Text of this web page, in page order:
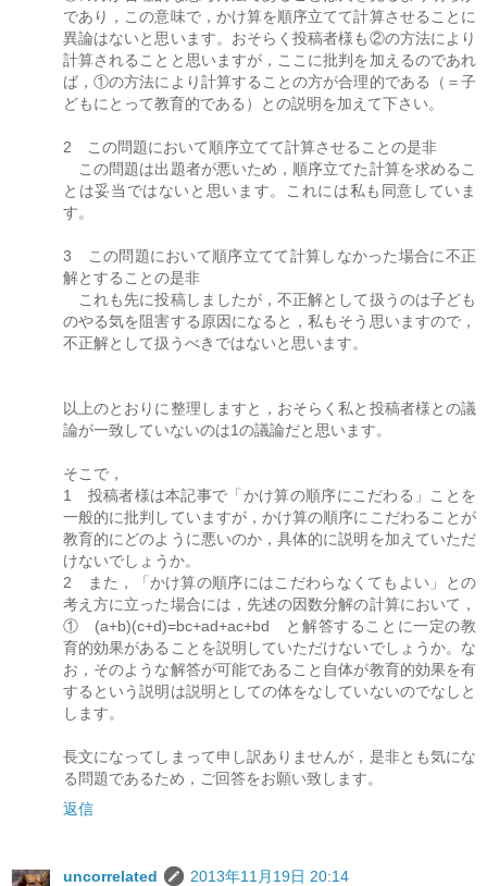
であり，この意味で，かけ算を順序立てて計算させることに
異論はないと思います。おそらく投稿者様も②の方法により
計算されることと思いますが，ここに批判を加えるのであれ
ば，①の方法により計算することの方が合理的である（＝子
どもにとって教育的である）との説明を加えて下さい。
2 この問題において順序立てて計算させることの是非
この問題は出題者が悪いため，順序立てた計算を求めるこ
とは妥当ではないと思います。これには私も同意していま
す。
3 この問題において順序立てて計算しなかった場合に不正
解とすることの是非
これも先に投稿しましたが，不正解として扱うのは子ども
のやる気を阻害する原因になると，私もそう思いますので，
不正解として扱うべきではないと思います。
以上のとおりに整理しますと，おそらく私と投稿者様との議
論が一致していないのは1の議論だと思います。
そこで，
1 投稿者様は本記事で「かけ算の順序にこだわる」ことを
一般的に批判していますが，かけ算の順序にこだわることが
教育的にどのように悪いのか，具体的に説明を加えていただ
けないでしょうか。
2 また，「かけ算の順序にはこだわらなくてもよい」との
考え方に立った場合には，先述の因数分解の計算において，
① (a+b)(c+d)=bc+ad+ac+bd と解答することに一定の教
育的効果があることを説明していただけないでしょうか。な
お，そのような解答が可能であること自体が教育的効果を有
するという説明は説明としての体をなしていないのでなしと
します。
長文になってしまって申し訳ありませんが，是非とも気にな
る問題であるため，ご回答をお願い致します。
返信
uncorrelated
2013年11月19日 20:14